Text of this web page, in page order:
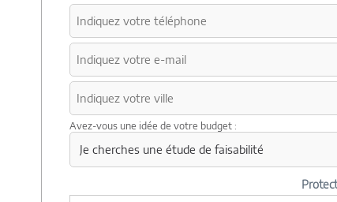
Avez-vous une idée de votre budget :